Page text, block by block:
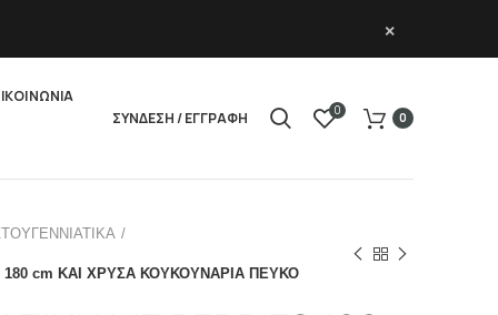
ΣΥΝΔΕΣΗ / ΕΓΓΡΑΦΗ
0
0
180 cm ΚΑΙ ΧΡΥΣΑ ΚΟΥΚΟΥΝΑΡΙΑ ΠΕΥΚΟ
×